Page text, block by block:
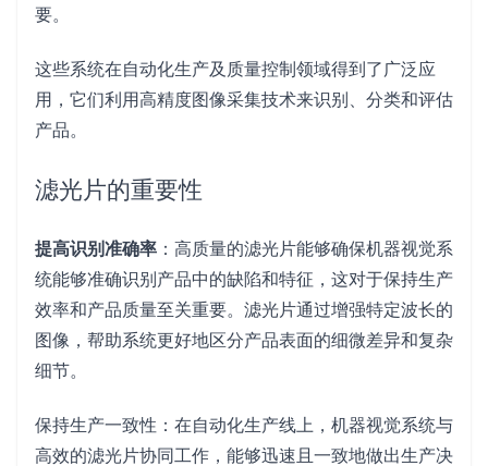
要。
这些系统在自动化生产及质量控制领域得到了广泛应
用，它们利用高精度图像采集技术来识别、分类和评估
产品。
滤光片的重要性
提高识别准确率 ：高质量的滤光片能够确保机器视觉系
统能够准确识别产品中的缺陷和特征，这对于保持生产
效率和产品质量至关重要。滤光片通过增强特定波长的
图像，帮助系统更好地区分产品表面的细微差异和复杂
细节。
保持生产一致性：在自动化生产线上，机器视觉系统与
高效的滤光片协同工作，能够迅速且一致地做出生产决